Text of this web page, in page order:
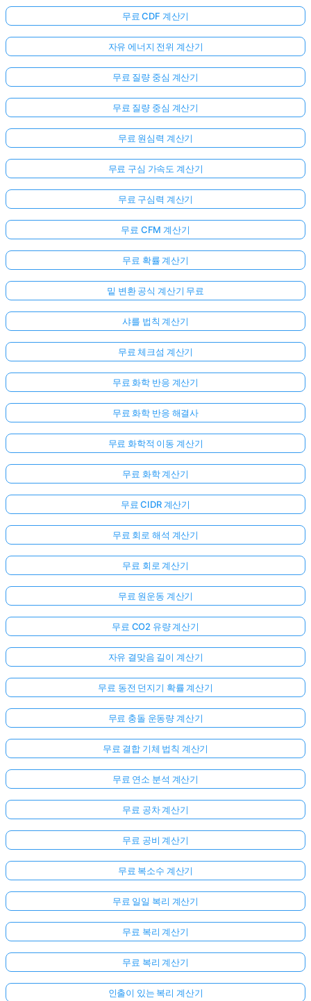
무료 CDF 계산기
자유 에너지 전위 계산기
무료 질량 중심 계산기
무료 질량 중심 계산기
무료 원심력 계산기
무료 구심 가속도 계산기
무료 구심력 계산기
무료 CFM 계산기
무료 확률 계산기
밑 변환 공식 계산기 무료
샤를 법칙 계산기
무료 체크섬 계산기
무료 화학 반응 계산기
무료 화학 반응 해결사
무료 화학적 이동 계산기
무료 화학 계산기
무료 CIDR 계산기
무료 회로 해석 계산기
무료 회로 계산기
무료 원운동 계산기
무료 CO2 유량 계산기
자유 결맞음 길이 계산기
무료 동전 던지기 확률 계산기
무료 충돌 운동량 계산기
무료 결합 기체 법칙 계산기
무료 연소 분석 계산기
무료 공차 계산기
무료 공비 계산기
무료 복소수 계산기
무료 일일 복리 계산기
무료 복리 계산기
무료 복리 계산기
인출이 있는 복리 계산기